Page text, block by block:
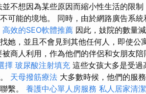
不想因為某些原因而縮小性生活的限
可能的境地。 同時，由於網路廣告系
高效的SEO軟體推薦 因此，妓院的數量
她，並且不會見到其他任何人，即使公
商人利用，作為他們的伴侶和女朋友
擇 玻尿酸注射填充 這些女孩大多是受
天母撥筋療法 大多數時候，他們的服
繫。 養護中心單人房服務 私人居家清